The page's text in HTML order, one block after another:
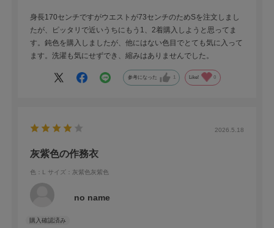
身長170センチですがウエストが73センチのためSを注文しまし
たが、ピッタリで近いうちにもう1、2着購入しようと思ってま
す。鈍色を購入しましたが、他にはない色目でとても気に入って
ます。洗濯も気にせずでき、縮みはありませんでした。
参考になった 1 Like! 0
2026.5.18
灰紫色の作務衣
色：L サイズ：灰紫色灰紫色
no name